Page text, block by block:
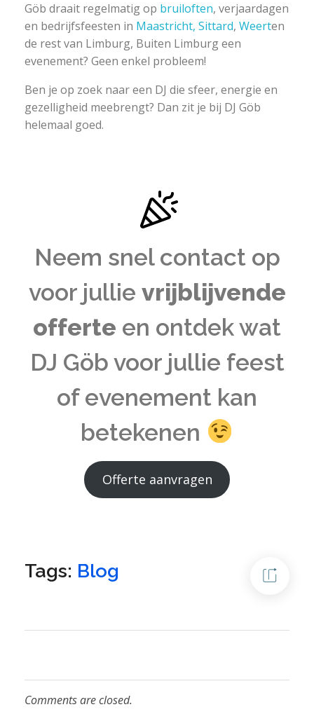
Göb draait regelmatig op bruiloften, verjaardagen
en bedrijfsfeesten in Maastricht, Sittard, Weerten
de rest van Limburg, Buiten Limburg een
evenement? Geen enkel probleem!
Ben je op zoek naar een DJ die sfeer, energie en
gezelligheid meebrengt? Dan zit je bij DJ Göb
helemaal goed.
Neem snel contact op
voor jullie vrijblijvende
offerte en ontdek wat
DJ Göb voor jullie feest
of evenement kan
betekenen
Offerte aanvragen
Tags: Blog
Comments are closed.